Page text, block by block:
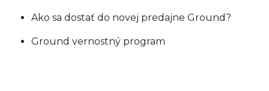
Ako sa dostať do novej predajne Ground?
Ground vernostný program